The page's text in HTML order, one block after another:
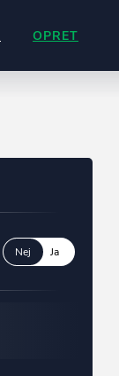
OPRET
Nej Ja